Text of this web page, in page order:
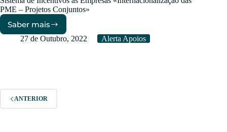
PME – Projetos Conjuntos»
Saber maisInternacionalização
das
27 de Outubro, 2022 Alerta Apoios
ANTERIOR